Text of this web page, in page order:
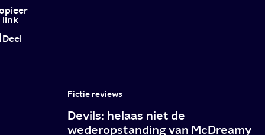
NPO
3!
Wij
link
Deel
Fictie reviews
Devils: helaas niet de
wederopstanding van McDreamy